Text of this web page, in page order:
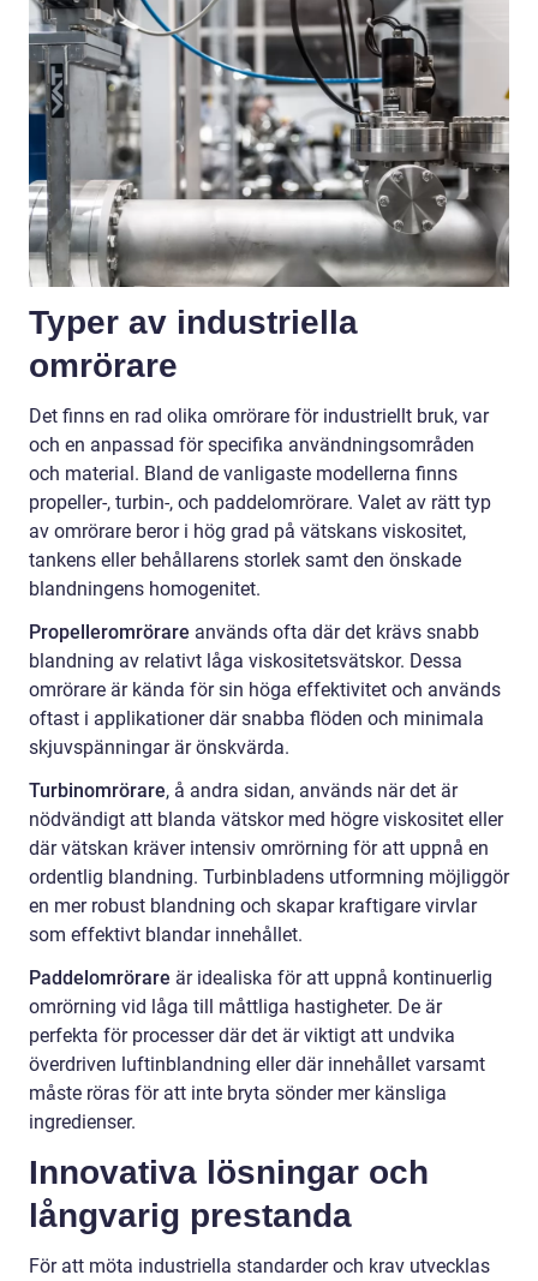
Typer av industriella
omrörare
Det finns en rad olika omrörare för industriellt bruk, var
och en anpassad för specifika användningsområden
och material. Bland de vanligaste modellerna finns
propeller-, turbin-, och paddelomrörare. Valet av rätt typ
av omrörare beror i hög grad på vätskans viskositet,
tankens eller behållarens storlek samt den önskade
blandningens homogenitet.
Propelleromrörare används ofta där det krävs snabb
blandning av relativt låga viskositetsvätskor. Dessa
omrörare är kända för sin höga effektivitet och används
oftast i applikationer där snabba flöden och minimala
skjuvspänningar är önskvärda.
Turbinomrörare, å andra sidan, används när det är
nödvändigt att blanda vätskor med högre viskositet eller
där vätskan kräver intensiv omrörning för att uppnå en
ordentlig blandning. Turbinbladens utformning möjliggör
en mer robust blandning och skapar kraftigare virvlar
som effektivt blandar innehållet.
Paddelomrörare är idealiska för att uppnå kontinuerlig
omrörning vid låga till måttliga hastigheter. De är
perfekta för processer där det är viktigt att undvika
överdriven luftinblandning eller där innehållet varsamt
måste röras för att inte bryta sönder mer känsliga
ingredienser.
Innovativa lösningar och
långvarig prestanda
För att möta industriella standarder och krav utvecklas